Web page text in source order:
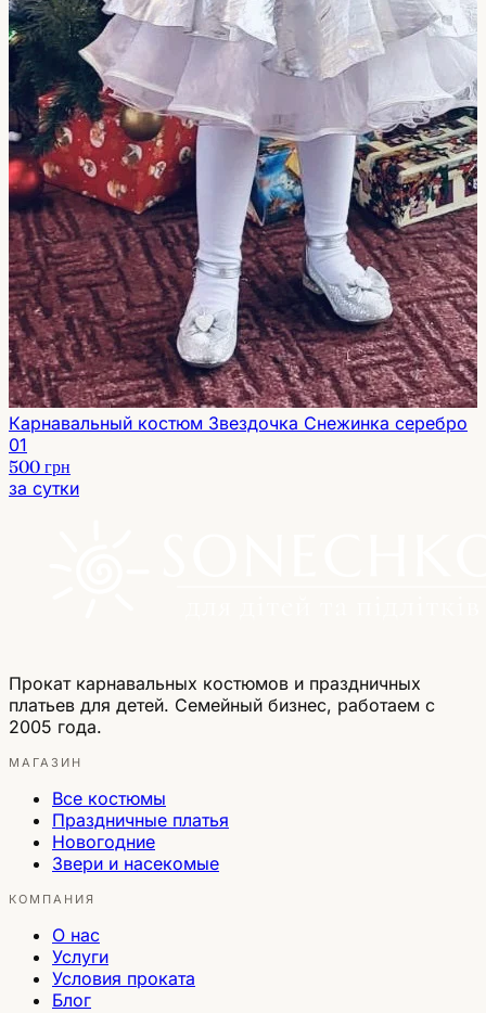
Карнавальный костюм Звездочка Снежинка серебро
01
500 грн
за сутки
Прокат карнавальных костюмов и праздничных
платьев для детей. Семейный бизнес, работаем с
2005 года.
МАГАЗИН
Все костюмы
Праздничные платья
Новогодние
Звери и насекомые
КОМПАНИЯ
О нас
Услуги
Условия проката
Блог